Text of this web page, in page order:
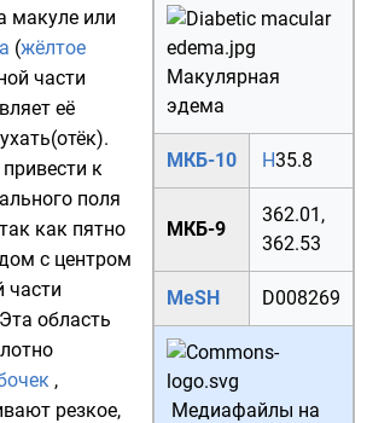
Макулярная
эдема
МКБ-10 H35.8
МКБ-9
362.01 ,
362.53
MeSH D008269
Медиафайлы на
макуле или
(жёлтое
части
её
отёк).
к
поля
как пятно
с центром
части
область
,
резкое,